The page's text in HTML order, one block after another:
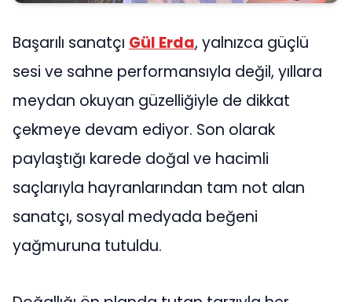
Başarılı sanatçı Gül Erda, yalnızca güçlü
sesi ve sahne performansıyla değil, yıllara
meydan okuyan güzelliğiyle de dikkat
çekmeye devam ediyor. Son olarak
paylaştığı karede doğal ve hacimli
saçlarıyla hayranlarından tam not alan
sanatçı, sosyal medyada beğeni
yağmuruna tutuldu.